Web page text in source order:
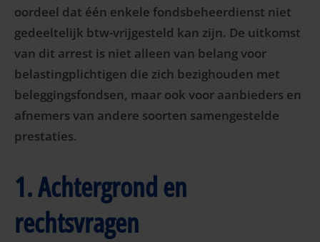
oordeel dat één enkele fondsbeheerdienst niet
gedeeltelijk btw-vrijgesteld kan zijn. De uitkomst
van dit arrest is niet alleen van belang voor
belastingplichtigen die zich bezighouden met
beleggingsfondsen, maar ook voor aanbieders en
afnemers van andere soorten samengestelde
prestaties.
1. Achtergrond en
rechtsvragen